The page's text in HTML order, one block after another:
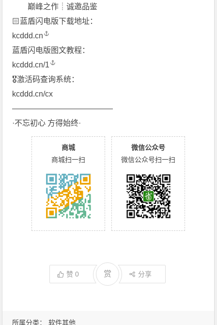
所属分类： 软件其他
巅峰之作┊诚邀品鉴
🏻蓝盾闪电版下载地址：
kcddd.cn
蓝盾闪电版图文教程：
kcddd.cn/1
🎖激活码查询系统：
kcddd.cn/cx
—————————————
·不忘初心 方得始终·
商城
商城扫一扫
微信公众号
微信公众号扫一扫
赞0 赏 分享